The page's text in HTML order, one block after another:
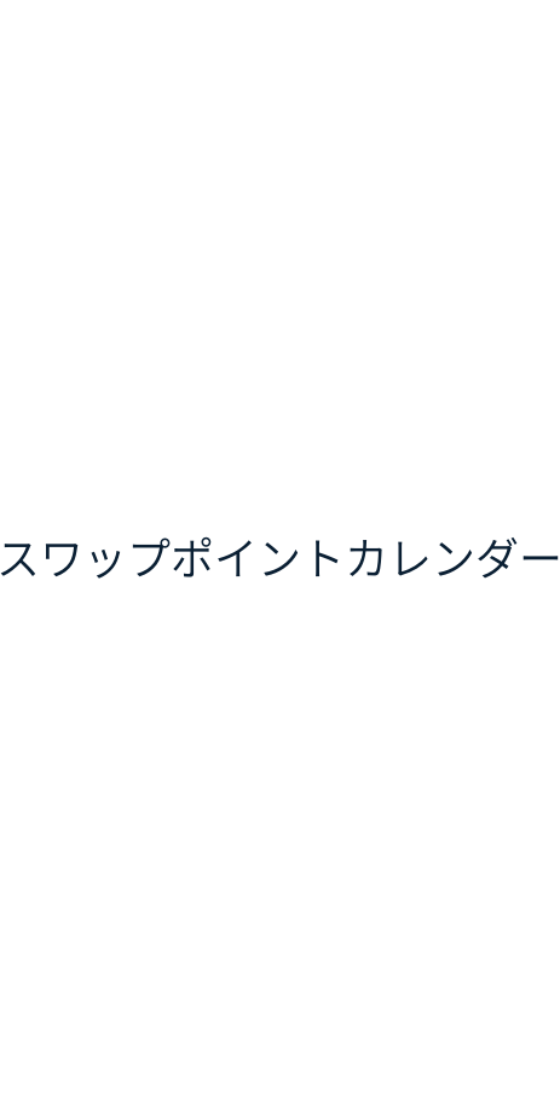
スワップポイント カレンダー